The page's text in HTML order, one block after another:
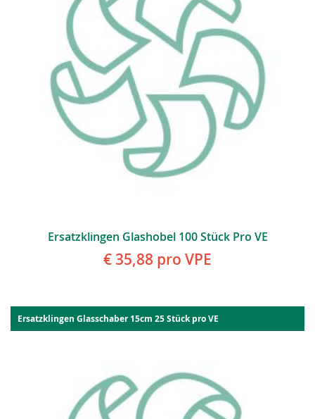
Ersatzklingen Glashobel 100 Stück Pro VE
€ 35,88 pro VPE
Ersatzklingen Glasschaber 15cm 25 Stück pro VE